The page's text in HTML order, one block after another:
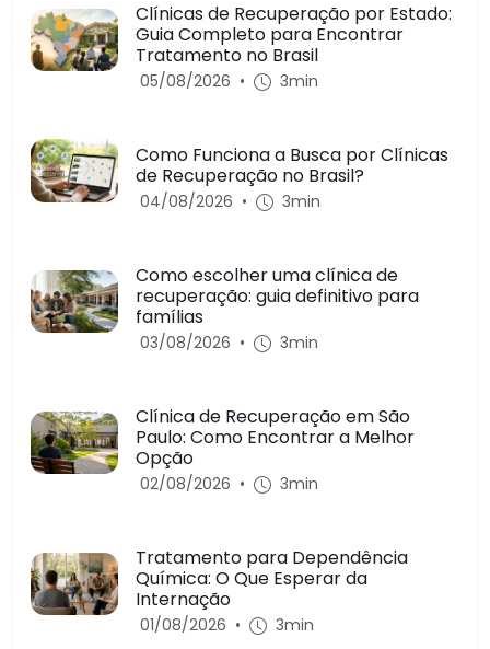
Clínicas de Recuperação por Estado:
Guia Completo para Encontrar
Tratamento no Brasil
05/08/2026 • 3min
Como Funciona a Busca por Clínicas
de Recuperação no Brasil?
04/08/2026 • 3min
Como escolher uma clínica de
recuperação: guia definitivo para
famílias
03/08/2026 • 3min
Clínica de Recuperação em São
Paulo: Como Encontrar a Melhor
Opção
02/08/2026 • 3min
Tratamento para Dependência
Química: O Que Esperar da
Internação
01/08/2026 • 3min